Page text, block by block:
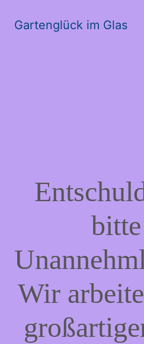
Gartenglück im Glas
Wir